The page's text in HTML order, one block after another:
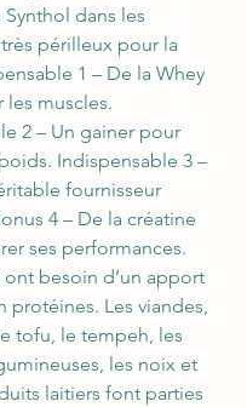
Synthol dans les
périlleux pour la
1 – De la Whey
muscles.
2 – Un gainer pour
Indispensable 3 –
fournisseur
4 – De la créatine
ses performances.
ont besoin d’un apport
protéines. Les viandes,
tofu, le tempeh, les
les noix et
laitiers font parties